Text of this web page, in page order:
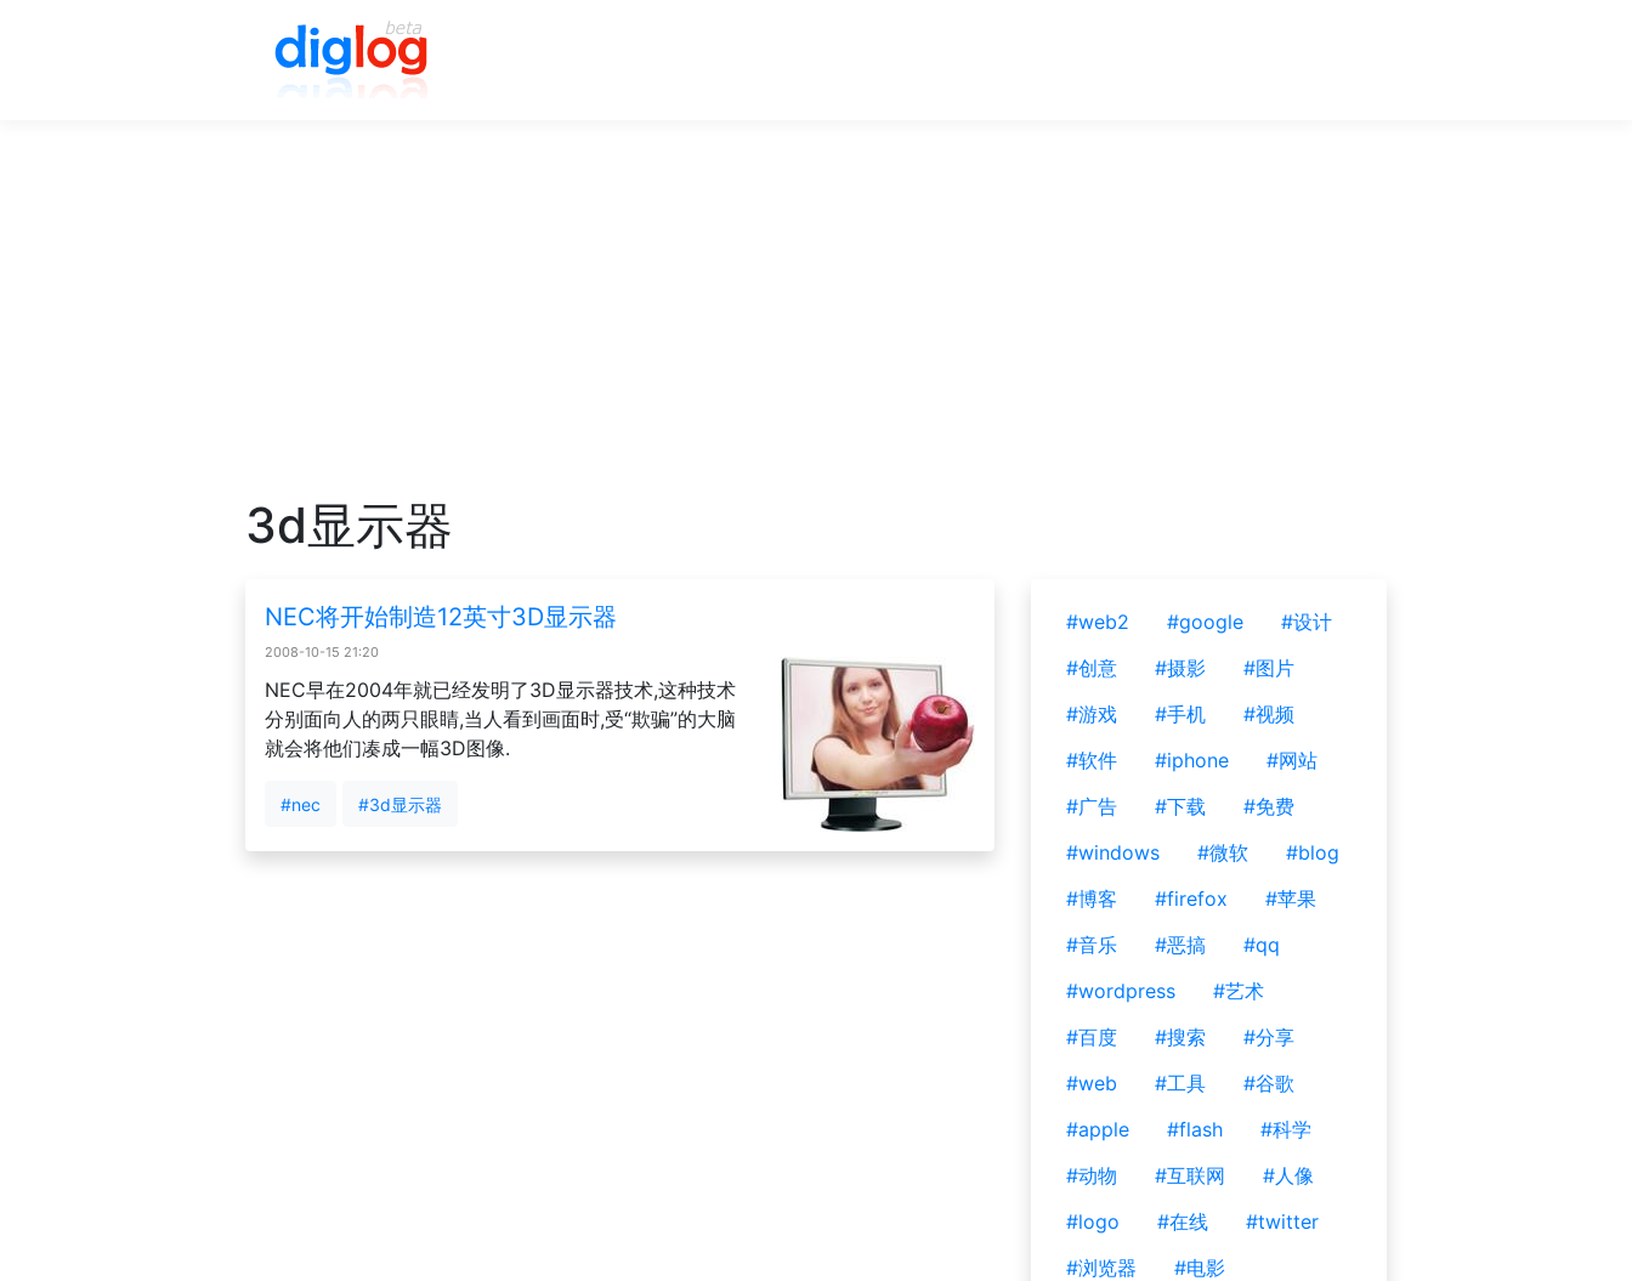
3d显示器
NEC将开始制造12英寸3D显示器
2008-10-15 21:20
NEC早在2004年就已经发明了3D显示器技术,这种技术
分别面向人的两只眼睛,当人看到画面时,受“欺骗”的大脑
就会将他们凑成一幅3D图像.
#nec #3d显示器
#web2 #google
#设计
#创意
#摄影
#图片
#游戏
#手机
#视频
#软件
#iphone
#网站
#广告
#下载
#免费
#windows
#微软
#blog
#博客
#firefox
#苹果
#音乐
#恶搞
#qq
#wordpress
#艺术
#百度
#搜索
#分享
#web
#工具
#谷歌
#apple
#flash
#科学
#动物
#互联网
#人像
#logo
#在线
#twitter
#浏览器
#电影